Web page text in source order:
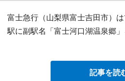
富士急行（山梨県富士吉田市）
駅に副駅名「富士河口湖温泉郷」
記事を読